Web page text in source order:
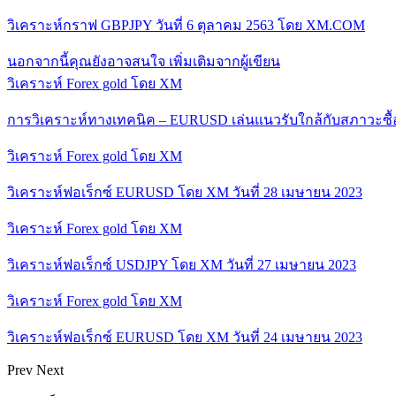
วิเคราะห์กราฟ GBPJPY วันที่ 6 ตุลาคม 2563 โดย XM.COM
นอกจากนี้คุณยังอาจสนใจ เพิ่มเติมจากผู้เขียน
วิเคราะห์ Forex gold โดย XM
การวิเคราะห์ทางเทคนิค – EURUSD เล่นแนวรับใกล้กับสภาวะ
วิเคราะห์ Forex gold โดย XM
วิเคราะห์ฟอเร็กซ์ EURUSD โดย XM วันที่ 28 เมษายน 2023
วิเคราะห์ Forex gold โดย XM
วิเคราะห์ฟอเร็กซ์ USDJPY โดย XM วันที่ 27 เมษายน 2023
วิเคราะห์ Forex gold โดย XM
วิเคราะห์ฟอเร็กซ์ EURUSD โดย XM วันที่ 24 เมษายน 2023
Prev Next